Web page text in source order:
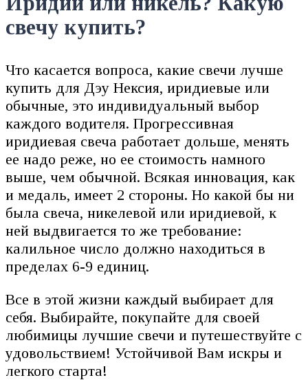
свечу купить?
Что касается вопроса, какие свечи лучше
купить для Дэу Нексия, иридиевые или
обычные, это индивидуальный выбор
каждого водителя. Прогрессивная
иридиевая свеча работает дольше, менять
ее надо реже, но ее стоимость намного
выше, чем обычной. Всякая инновация, как
и медаль, имеет 2 стороны. Но какой бы ни
была свеча, никелевой или иридиевой, к
ней выдвигается то же требование:
калильное число должно находиться в
пределах 6-9 единиц.
Все в этой жизни каждый выбирает для
себя. Выбирайте, покупайте для своей
любимицы лучшие свечи и путешествуйте с
удовольствием! Устойчивой Вам искры и
легкого старта!